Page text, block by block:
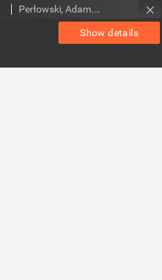
Show details
Perłowski, Adam. Red.